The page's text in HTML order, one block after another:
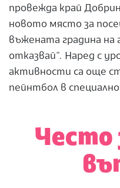
провежда край
новото място за
въжената градина на
отказвай”. Наред с
активности са още
пейнтбол в
Често